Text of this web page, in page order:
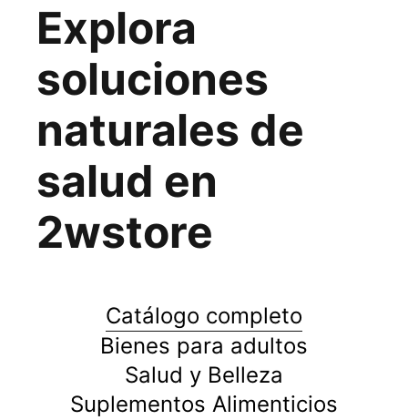
Explora
soluciones
naturales de
salud en
2wstore
Catálogo completo
Bienes para adultos
Salud y Belleza
Suplementos Alimenticios